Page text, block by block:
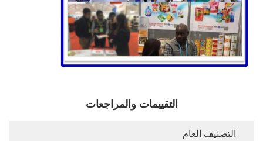
التقييمات والمراجعات
التصنيف العام